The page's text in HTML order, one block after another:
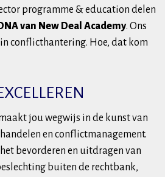
programme & education delen
van New Deal Academy. Ons
conflicthantering. Hoe, dat kom
maakt jou wegwijs in de kunst van
en conflictmanagement.
bevorderen en uitdragen van
buiten de rechtbank,